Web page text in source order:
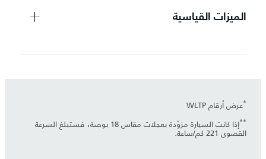
الميزات القياسية
*عرض أرقام WLTP
** إذا كانت السيارة مزوّدة بعجلات مقاس 18 بوصة، فستبلغ السرعة
القصوى 221 كم/ساعة.